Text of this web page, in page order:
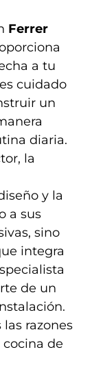
Ferrer
a tu
cuidado
un
diaria.
la
y la
a sus
sino
integra
de un
razones
de